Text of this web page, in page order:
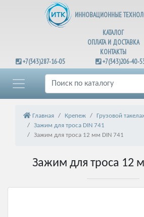
ИННОВАЦИОННЫЕ
КАТАЛОГ
ОПЛАТА И ДОСТАВКА
КОНТАКТЫ
+7(343)287-16-05
+7(343)206-40-
Главная Крепеж
Грузовой
Зажим для троса DIN 741
Зажим для троса 12 мм DIN 741
Зажим для троса 12